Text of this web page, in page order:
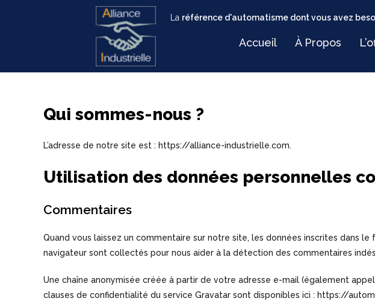
La référence d'automatisme dont vous avez
Accueil À Propos
Qui sommes-nous ?
L’adresse de notre site est : https://alliance-industrielle.com.
Utilisation des données personnelles
Commentaires
Quand vous laissez un commentaire sur notre site, les données inscrites dans
navigateur sont collectés pour nous aider à la détection des commentaires
Une chaîne anonymisée créée à partir de votre adresse e-mail (également
clauses de confidentialité du service Gravatar sont disponibles ici : https://